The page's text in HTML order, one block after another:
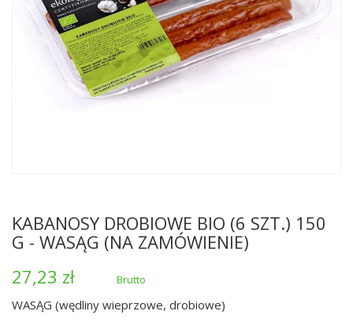
KABANOSY DROBIOWE BIO (6 SZT.) 150
G - WASĄG (NA ZAMÓWIENIE)
27,23 zł
Brutto
WASĄG (wędliny wieprzowe, drobiowe)